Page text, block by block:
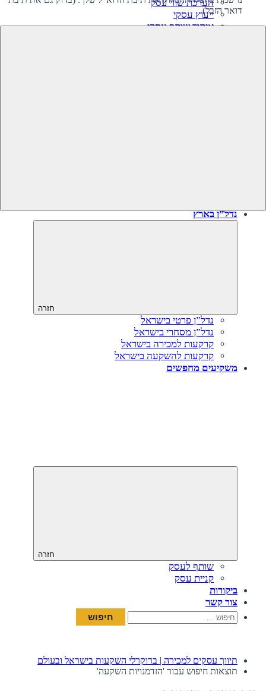
דואר הזבל)
הערכת שווי עסק
ייעוץ עסקי
איתור שותף עסקי
נדל”ן בארץ
חזרה
נדל”ן פרטי בישראל
נדל”ן מסחרי בישראל
קרקעות למכירה בישראל
קרקעות להשקעה בישראל
משקיעים מחפשים
חזרה
שותף לעסק
קניית עסק
ביקורות
צור קשר
חיפוש:
תיווך עסקים למכירה | ברוקרלי השקעות בישראל ובעולם
תוצאות חיפוש עבור 'הזדמנויות השקעה'